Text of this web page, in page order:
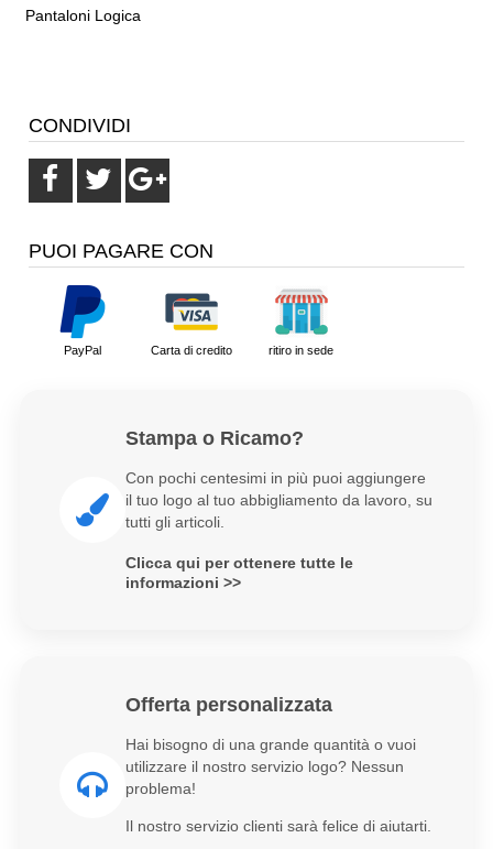
Pantaloni Logica
CONDIVIDI
PUOI PAGARE CON
PayPal Carta di credito ritiro in sede
Stampa o Ricamo?
Con pochi centesimi in più puoi aggiungere
il tuo logo al tuo abbigliamento da lavoro, su
tutti gli articoli.
Clicca qui per ottenere tutte le
informazioni >>
Offerta personalizzata
Hai bisogno di una grande quantità o vuoi
utilizzare il nostro servizio logo? Nessun
problema!
Il nostro servizio clienti sarà felice di aiutarti.